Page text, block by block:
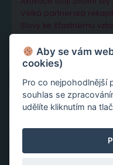
Velká partnerská
Slovy ke šťastnému
Aby se vám
cookies)
Pro co nejpohodlnější
souhlas se
udělíte kliknutím na